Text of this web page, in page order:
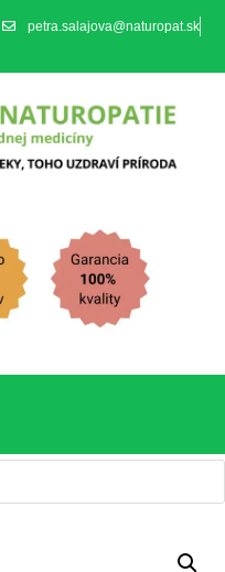
petra.salajova@naturopat.sk